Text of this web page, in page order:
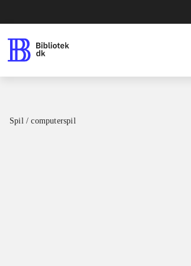
Spil / computerspil